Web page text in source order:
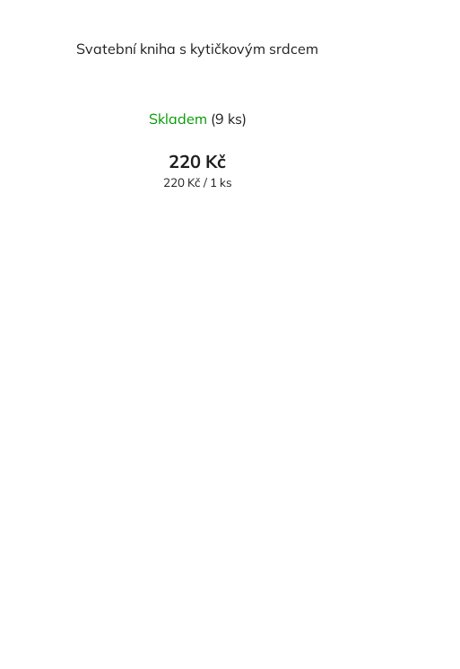
Svatební kniha s kytičkovým srdcem
Skladem (9 ks)
220 Kč
Měrná
220 Kč / 1 ks